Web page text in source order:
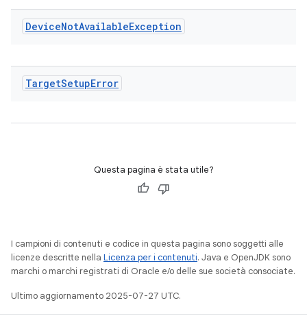
DeviceNotAvailableException
TargetSetupError
Questa pagina è stata utile?
I campioni di contenuti e codice in questa pagina sono soggetti alle
licenze descritte nella Licenza per i contenuti. Java e OpenJDK sono
marchi o marchi registrati di Oracle e/o delle sue società consociate.
Ultimo aggiornamento 2025-07-27 UTC.